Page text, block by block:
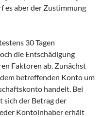
es aber der Zustimmung
30 Tagen
die Entschädigung
Faktoren ab. Zunächst
betreffenden Konto um
handelt. Bei
der Betrag der
Kontoinhaber erhält